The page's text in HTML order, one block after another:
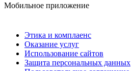
Мобильное приложение
Этика и комплаенс
Оказание услуг
Использование сайтов
Защита персональных данных